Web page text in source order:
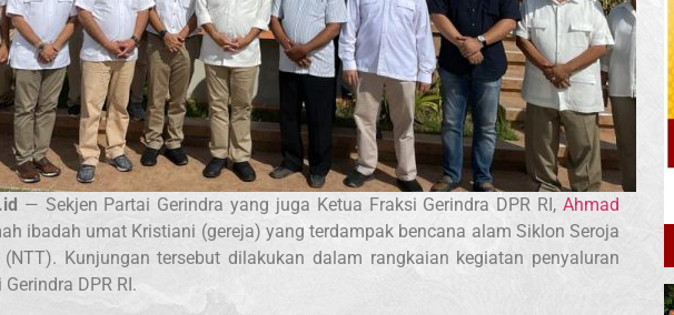
— Sekjen Partai Gerindra yang juga Ketua Fraksi Gerindra DPR RI,Ahmad
ibadah umat Kristiani (gereja) yang terdampak bencana alam Siklon Seroja
Kunjungan tersebut dilakukan dalam rangkaian kegiatan penyaluran
DPR RI.